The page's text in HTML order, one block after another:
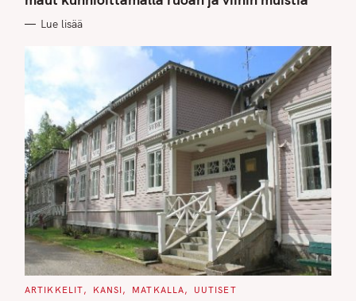
O
I
Lue lisää
C
ARTIKKELIT KANSI MATKALLA UUTISET